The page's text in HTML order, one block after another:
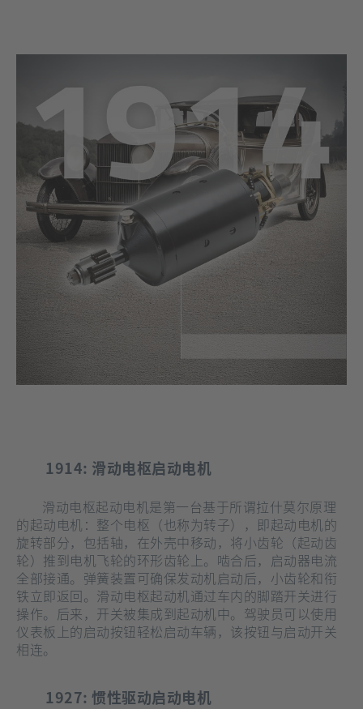
1914: 滑动电枢启动电机
滑动电枢起动电机是第一台基于所谓拉什莫尔原理
的起动电机：整个电枢（也称为转子），即起动电机的
旋转部分，包括轴，在外壳中移动，将小齿轮（起动齿
轮）推到电机飞轮的环形齿轮上。啮合后，启动器电流
全部接通。弹簧装置可确保发动机启动后，小齿轮和衔
铁立即返回。滑动电枢起动机通过车内的脚踏开关进行
操作。后来，开关被集成到起动机中。驾驶员可以使用
仪表板上的启动按钮轻松启动车辆，该按钮与启动开关
相连。
1927: 惯性驱动启动电机